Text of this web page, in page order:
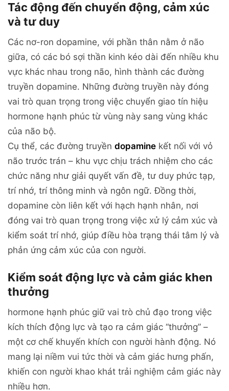
Tác động đến chuyển động, cảm xúc
và tư duy
Các nơ-ron dopamine, với phần thân nằm ở não
giữa, có các bó sợi thần kinh kéo dài đến nhiều khu
vực khác nhau trong não, hình thành các đường
truyền dopamine. Những đường truyền này đóng
vai trò quan trọng trong việc chuyển giao tín hiệu
hormone hạnh phúc từ vùng này sang vùng khác
của não bộ.
Cụ thể, các đường truyền dopamine kết nối với vỏ
não trước trán – khu vực chịu trách nhiệm cho các
chức năng như giải quyết vấn đề, tư duy phức tạp,
trí nhớ, trí thông minh và ngôn ngữ. Đồng thời,
dopamine còn liên kết với hạch hạnh nhân, nơi
đóng vai trò quan trọng trong việc xử lý cảm xúc và
kiểm soát trí nhớ, giúp điều hòa trạng thái tâm lý và
phản ứng cảm xúc của con người.
Kiểm soát động lực và cảm giác khen
thưởng
hormone hạnh phúc giữ vai trò chủ đạo trong việc
kích thích động lực và tạo ra cảm giác “thưởng” –
một cơ chế khuyến khích con người hành động. Nó
mang lại niềm vui tức thời và cảm giác hưng phấn,
khiến con người khao khát trải nghiệm cảm giác này
nhiều hơn.